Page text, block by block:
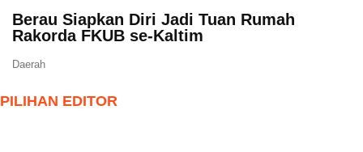
Berau Siapkan Diri Jadi Tuan Rumah
Rakorda FKUB se-Kaltim
Daerah
PILIHAN EDITOR